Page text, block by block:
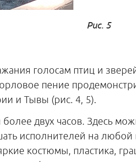
Рис. 5
голосам птиц и
пение
и Тывы (рис. 4, 5).
более двух часов. Здесь
исполнителей на любой
костюмы, пластика,